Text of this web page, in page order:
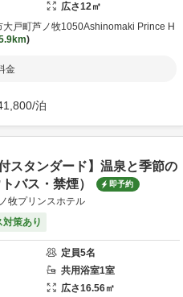
広さ12㎡
大戸町芦ノ牧1050Ashinomaki Prince H
金
/泊
スタンダード】温泉と季節の
バス・禁煙）
即予約
牧プリンスホテル
策あり
定員5名
共用浴室1室
広さ16.56㎡